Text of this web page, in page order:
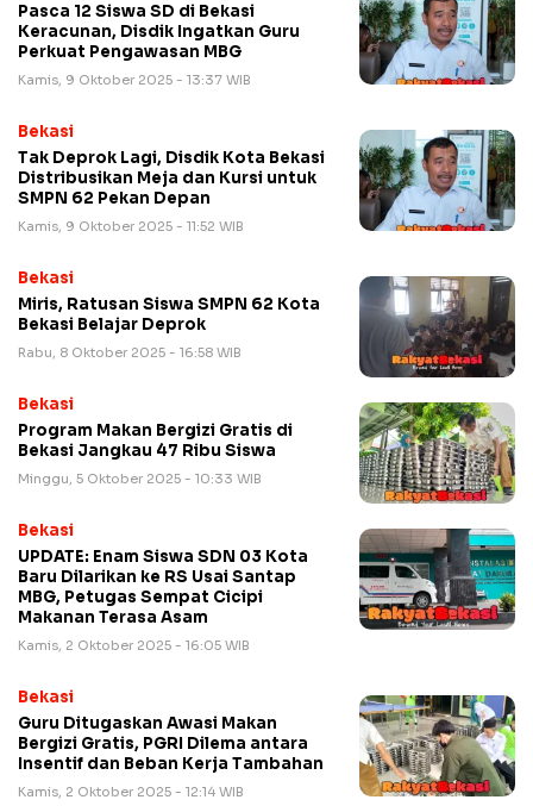
Pasca 12 Siswa SD di Bekasi
Keracunan, Disdik Ingatkan Guru
Perkuat Pengawasan MBG
Kamis, 9 Oktober 2025 - 13:37 WIB
Bekasi
Tak Deprok Lagi, Disdik Kota Bekasi
Distribusikan Meja dan Kursi untuk
SMPN 62 Pekan Depan
Kamis, 9 Oktober 2025 - 11:52 WIB
Bekasi
Miris, Ratusan Siswa SMPN 62 Kota
Bekasi Belajar Deprok
Rabu, 8 Oktober 2025 - 16:58 WIB
Bekasi
Program Makan Bergizi Gratis di
Bekasi Jangkau 47 Ribu Siswa
Minggu, 5 Oktober 2025 - 10:33 WIB
Bekasi
UPDATE: Enam Siswa SDN 03 Kota
Baru Dilarikan ke RS Usai Santap
MBG, Petugas Sempat Cicipi
Makanan Terasa Asam
Kamis, 2 Oktober 2025 - 16:05 WIB
Bekasi
Guru Ditugaskan Awasi Makan
Bergizi Gratis, PGRI Dilema antara
Insentif dan Beban Kerja Tambahan
Kamis, 2 Oktober 2025 - 12:14 WIB